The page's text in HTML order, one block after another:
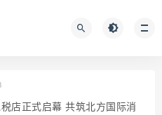
店正式启幕 共筑北方国际消